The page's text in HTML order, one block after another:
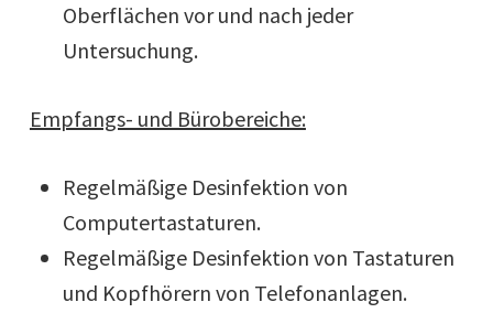
Oberflächen vor und nach jeder
Untersuchung.
Empfangs- und Bürobereiche:
Regelmäßige Desinfektion von
Computertastaturen.
Regelmäßige Desinfektion von Tastaturen
und Kopfhörern von Telefonanlagen.